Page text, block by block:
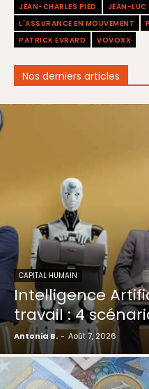
JEAN-CHARLES PIED
JEAN-LUC
L'ASSURANCE EN MOUVEMENT
PATRICK EVRARD
VOVOXX
Nos derniers articles
CAPITAL HUMAIN
Intelligence
travail : 4
Antonia B. - Août 7, 2026